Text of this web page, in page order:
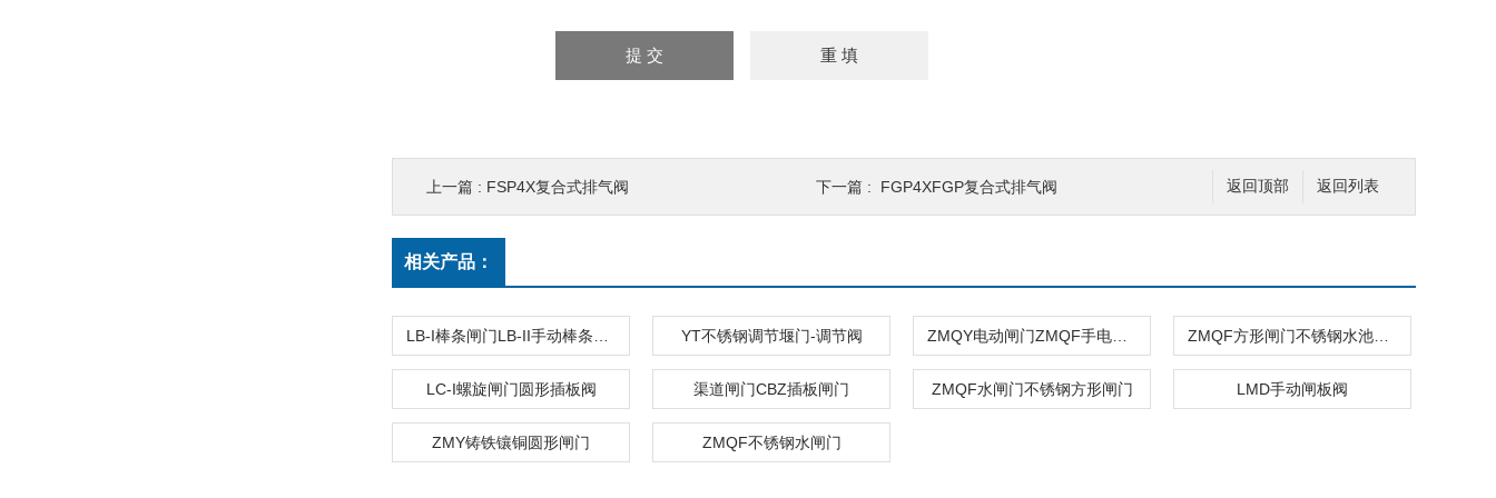
返回列表
返回顶部
上一篇 : FSP4X复合式排气阀 下一篇 : FGP4XFGP复合式排气阀
相关产品：
YT不锈钢调节堰门-调节阀
LC-I螺旋闸门圆形插板阀 渠道闸门CBZ插板闸门 ZMQF水闸门不锈钢方形闸门 LMD手动闸板阀
ZMY铸铁镶铜圆形闸门 ZMQF不锈钢水闸门